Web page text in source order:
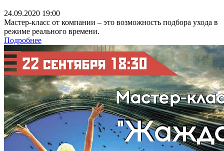
24.09.2020 19:00
Мастер-класс от компании – это возможность подбора ухода в
режиме реального времени.
Подробнее